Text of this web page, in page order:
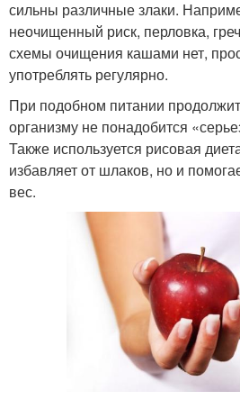
сильны различные злаки.
неочищенный риск, перловка,
схемы очищения кашами нет,
употреблять регулярно.
При подобном питании
организму не понадобится
Также используется рисовая
избавляет от шлаков, но и
вес.